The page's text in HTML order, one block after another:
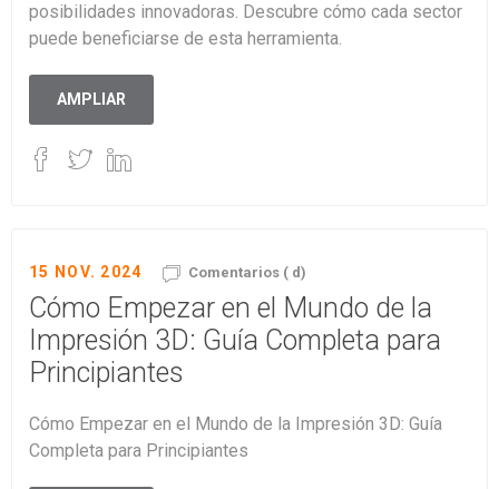
posibilidades innovadoras. Descubre cómo cada sector
puede beneficiarse de esta herramienta.
AMPLIAR
15 NOV. 2024 Comentarios ( d)
Cómo Empezar en el Mundo de la
Impresión 3D: Guía Completa para
Principiantes
Cómo Empezar en el Mundo de la Impresión 3D: Guía
Completa para Principiantes